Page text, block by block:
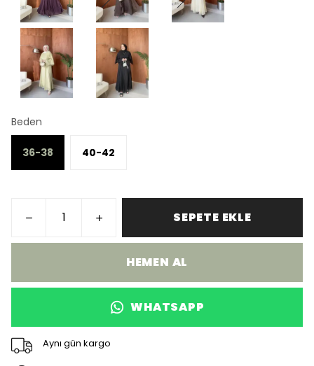
Beden
36-38 40-42
SEPETE EKLE
HEMEN AL
WHATSAPP
Aynı gün kargo